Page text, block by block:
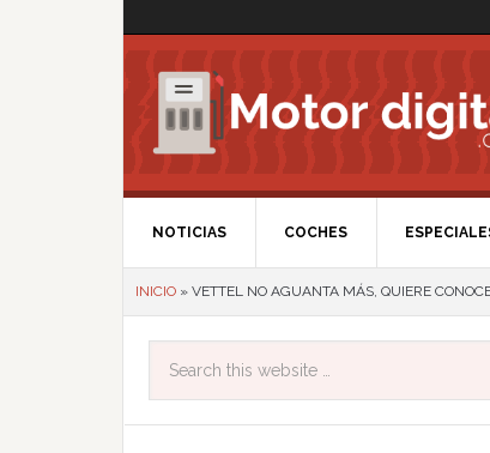
NOTICIAS COCHES
INICIO » VETTEL NO AGUANTA MÁS, QUIERE